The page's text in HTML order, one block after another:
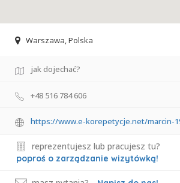
Warszawa, Polska
jak dojechać?
+48 516 784 606
https://www.e-korepetycje.net/marcin-
reprezentujesz lub pracujesz tu?
poproś o zarządzanie wizytówką!